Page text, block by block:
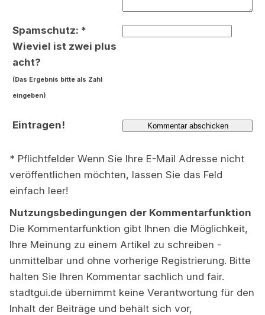
Spamschutz: *
Wieviel ist zwei plus
acht?
(Das Ergebnis bitte als Zahl
eingeben)
Eintragen!
* Pflichtfelder Wenn Sie Ihre E-Mail Adresse nicht
veröffentlichen möchten, lassen Sie das Feld
einfach leer!
Nutzungsbedingungen der Kommentarfunktion
Die Kommentarfunktion gibt Ihnen die Möglichkeit,
Ihre Meinung zu einem Artikel zu schreiben -
unmittelbar und ohne vorherige Registrierung. Bitte
halten Sie Ihren Kommentar sachlich und fair.
stadtgui.de übernimmt keine Verantwortung für den
Inhalt der Beiträge und behält sich vor,